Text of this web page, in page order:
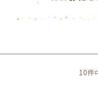
10件